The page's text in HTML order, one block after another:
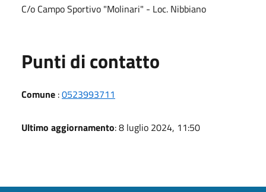
C/o Campo Sportivo "Molinari" - Loc. Nibbiano
Punti di contatto
Comune :0523993711
Ultimo aggiornamento: 8 luglio 2024, 11:50